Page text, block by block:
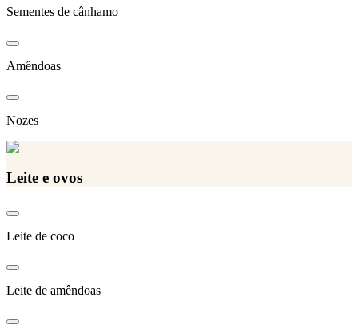
Sementes de cânhamo
Amêndoas
Nozes
Leite e ovos
Leite de coco
Leite de amêndoas